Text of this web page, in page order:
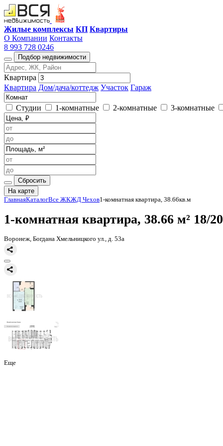
Жилые комплексы КП Квартиры
О Компании Контакты
8 993 728 0246
Подбор недвижимости
Квартира
Квартира Дом/дача/коттедж Участок Гараж
Студии 1-комнатные 2-комнатные 3-комнатные
Сбросить
На карте
Главная
1-комнатная квартира,
Воронеж, Богдана Хмельницкого ул., д. 53а